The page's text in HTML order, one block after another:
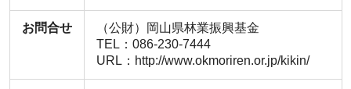
お問合せ
（公財）岡山県林業振興基金
TEL：086-230-7444
URL：http://www.okmoriren.or.jp/kikin/